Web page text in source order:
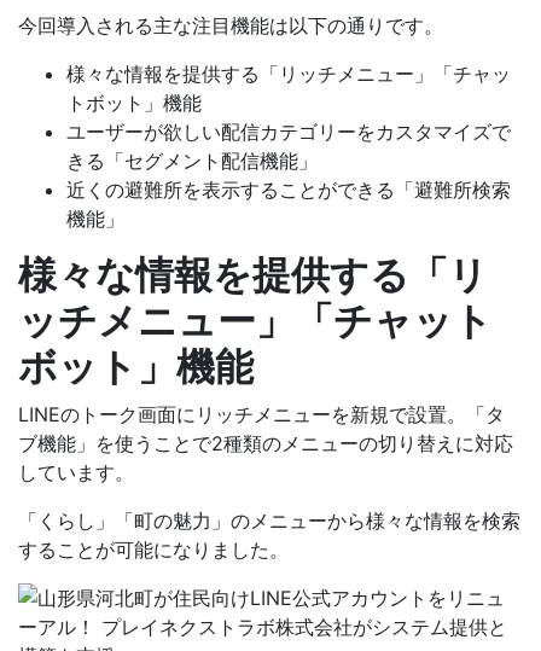
今回導入される主な注目機能は以下の通りです。
様々な情報を提供する「リッチメニュー」「チャッ
トボット」機能
ユーザーが欲しい配信カテゴリーをカスタマイズで
きる「セグメント配信機能」
近くの避難所を表示することができる「避難所検索
機能」
様々な情報を提供する「リ
ッチメニュー」「チャット
ボット」機能
LINEのトーク画面にリッチメニューを新規で設置。「タ
ブ機能」を使うことで2種類のメニューの切り替えに対応
しています。
「くらし」「町の魅力」のメニューから様々な情報を検索
することが可能になりました。